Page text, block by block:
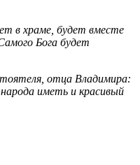
в храме, будет вместе
Бога будет
отца Владимира:
иметь и красивый